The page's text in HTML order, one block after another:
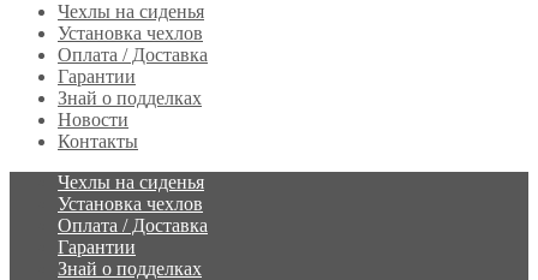
Чехлы на сиденья
Установка чехлов
Оплата / Доставка
Гарантии
Знай о подделках
Новости
Контакты
Чехлы на сиденья
Установка чехлов
Оплата / Доставка
Гарантии
Знай о подделках